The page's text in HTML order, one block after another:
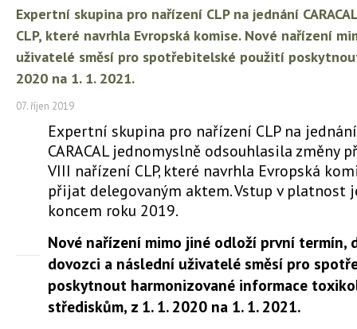
Expertní skupina pro nařízení CLP na jednání
CLP, které navrhla Evropská komise. Nové nařízení
uživatelé směsí pro spotřebitelské použití
2020 na 1. 1. 2021.
07. říjen 2019
Expertní skupina pro nařízení CLP na jednání
CARACAL jednomyslně odsouhlasila změny
VIII nařízení CLP, které navrhla Evropská
přijat delegovaným aktem. Vstup v platnost
koncem roku 2019.
Nové nařízení mimo jiné odloží první termín,
dovozci a následní uživatelé směsí pro
poskytnout harmonizované informace
střediskům, z 1. 1. 2020 na 1. 1. 2021.